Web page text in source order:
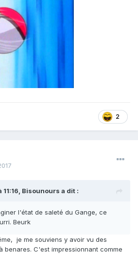
2
Bisounours a dit :
l'état de saleté du Gange, ce
Beurk
je me souviens y avoir vu des
benares. C'est impressionnant comme